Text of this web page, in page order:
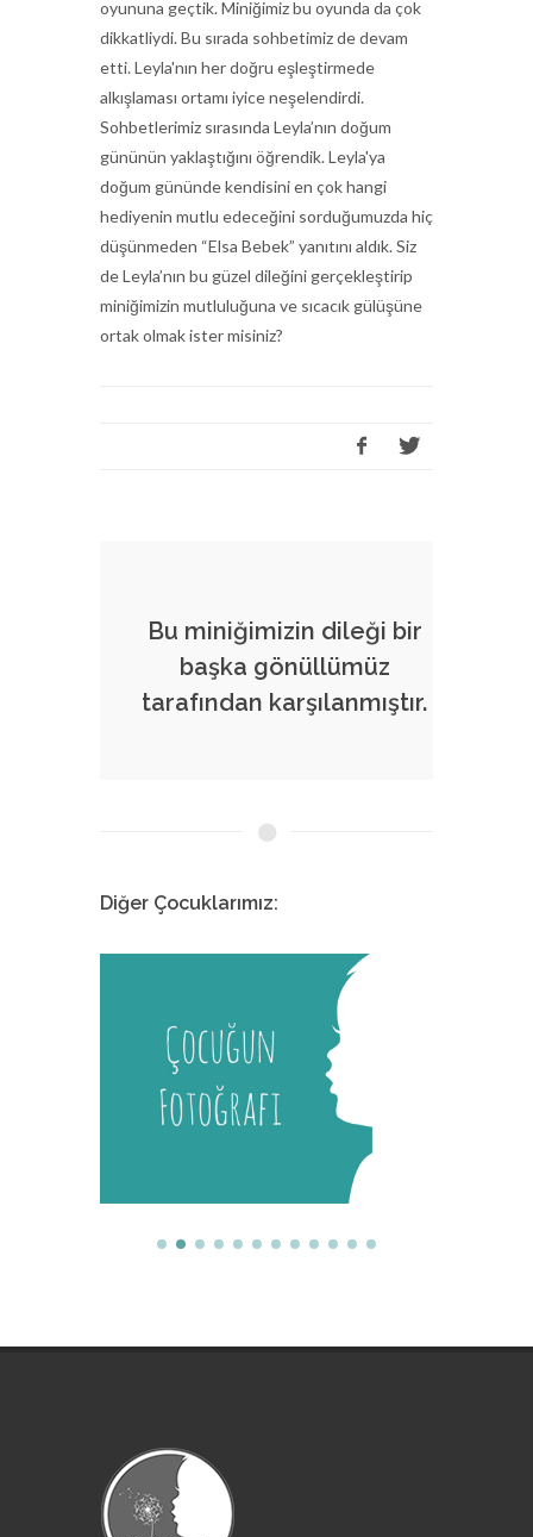
oyununa geçtik. Miniğimiz bu oyunda da çok
dikkatliydi. Bu sırada sohbetimiz de devam
etti. Leyla'nın her doğru eşleştirmede
alkışlaması ortamı iyice neşelendirdi.
Sohbetlerimiz sırasında Leyla’nın doğum
gününün yaklaştığını öğrendik. Leyla'ya
doğum gününde kendisini en çok hangi
hediyenin mutlu edeceğini sorduğumuzda hiç
düşünmeden “Elsa Bebek” yanıtını aldık. Siz
de Leyla’nın bu güzel dileğini gerçekleştirip
miniğimizin mutluluğuna ve sıcacık gülüşüne
ortak olmak ister misiniz?
Bu miniğimizin dileği bir
başka gönüllümüz
tarafından karşılanmıştır.
Diğer Çocuklarımız:
Melis
İstanbul Tıp Fakültesi